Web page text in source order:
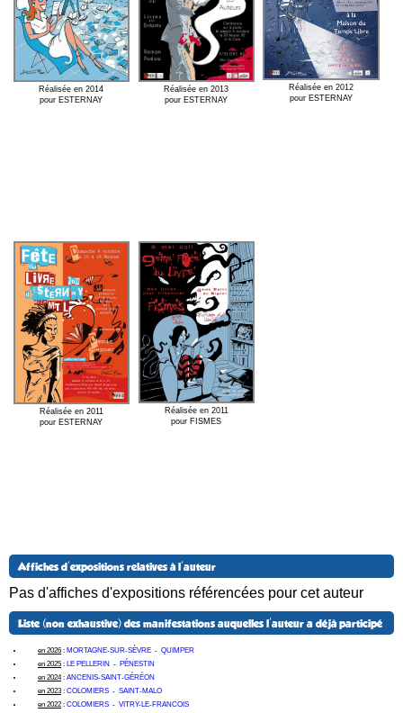
Réalisée en 2014
pour ESTERNAY
Réalisée en 2013
pour ESTERNAY
Réalisée en 2012
pour ESTERNAY
Réalisée en 2011
pour ESTERNAY
Réalisée en 2011
pour FISMES
Affiches d'expositions relatives à l'auteur
Pas d'affiches d'expositions référencées pour cet auteur
Liste (non exhaustive) des manifestations auquelles l'auteur a déjà participé
en 2026 : MORTAGNE-SUR-SÈVRE - QUIMPER
en 2025 : LE PELLERIN - PÉNESTIN
en 2024: ANCENIS-SAINT-GÉRÉON
en 2023 : COLOMIERS - SAINT-MALO
en 2022 : COLOMIERS - VITRY-LE-FRANCOIS